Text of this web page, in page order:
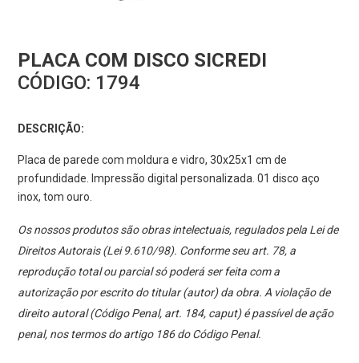
PLACA COM DISCO SICREDI
CÓDIGO: 1794
DESCRIÇÃO:
Placa de parede com moldura e vidro, 30x25x1 cm de
profundidade. Impressão digital personalizada. 01 disco aço
inox, tom ouro.
Os nossos produtos são obras intelectuais, regulados pela Lei de
Direitos Autorais (Lei 9.610/98). Conforme seu art. 78, a
reprodução total ou parcial só poderá ser feita com a
autorização por escrito do titular (autor) da obra. A violação de
direito autoral (Código Penal, art. 184, caput) é passível de ação
penal, nos termos do artigo 186 do Código Penal.